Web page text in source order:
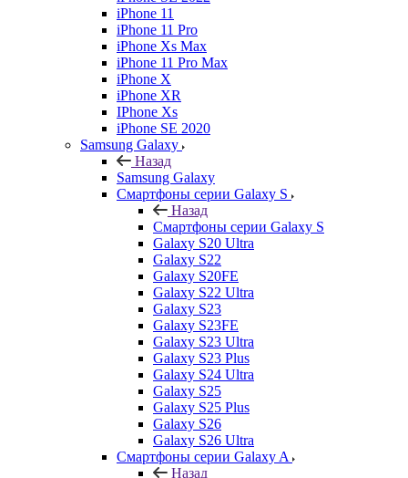
iPhone 11
iPhone 11 Pro
iPhone Xs Max
iPhone 11 Pro Max
iPhone X
iPhone XR
IPhone Xs
iPhone SE 2020
Samsung Galaxy
Назад
Samsung Galaxy
Смартфоны серии Galaxy S
Назад
Смартфоны серии Galaxy S
Galaxy S20 Ultra
Galaxy S22
Galaxy S20FE
Galaxy S22 Ultra
Galaxy S23
Galaxy S23FE
Galaxy S23 Ultra
Galaxy S23 Plus
Galaxy S24 Ultra
Galaxy S25
Galaxy S25 Plus
Galaxy S26
Galaxy S26 Ultra
Смартфоны серии Galaxy A
Назад